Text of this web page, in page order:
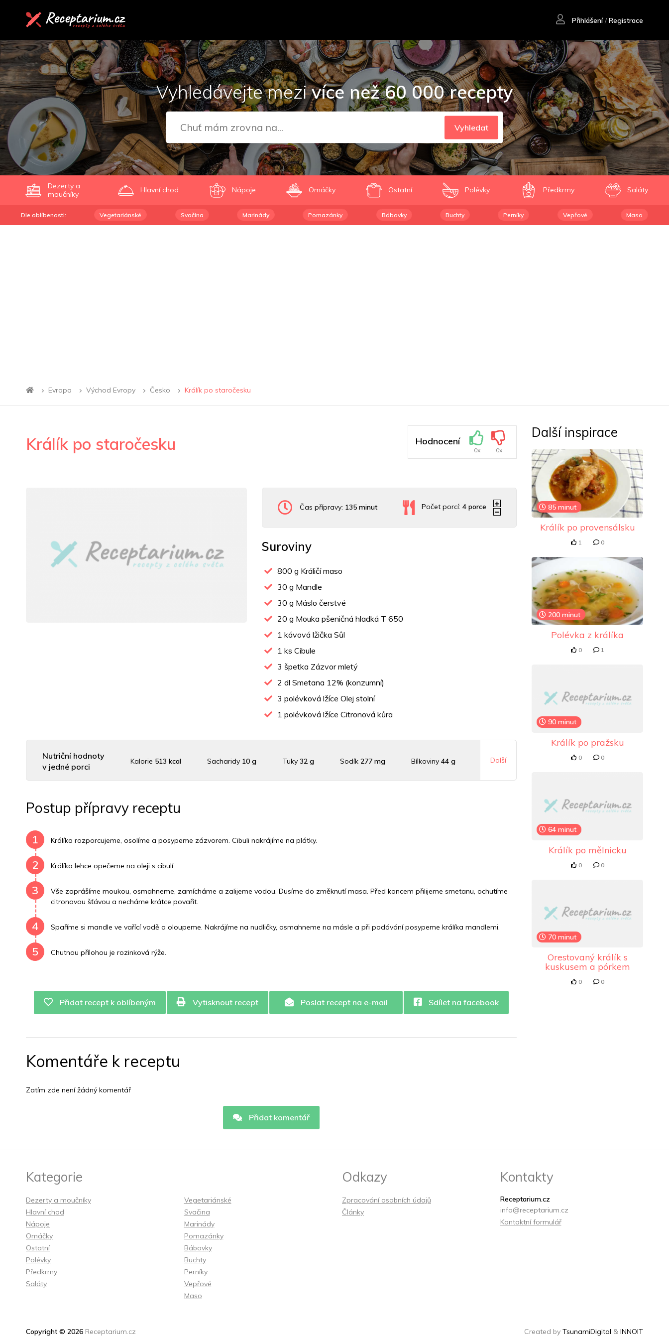
Přihlášení/Registrace
Vyhledávejte mezivíce než 60 000 recepty
Vyhledat
Dezerty a
moučníky
Hlavní chod Nápoje Omáčky Ostatní Polévky Předkrmy Saláty
Dle oblíbenosti: Vegetariánské Svačina Marinády Pomazánky Bábovky Buchty Perníky Vepřové Maso
Evropa Východ Evropy Česko Králík po staročesku
Králík po staročesku Hodnocení
0x 0x
Čas přípravy: 135 minut Počet porcí:4 porce
Suroviny
800 g Králičí maso
30 g Mandle
30 g Máslo čerstvé
20 g Mouka pšeničná hladká T 650
1 kávová lžička Sůl
1 ks Cibule
3 špetka Zázvor mletý
2 dl Smetana 12% (konzumní)
3 polévková lžíce Olej stolní
1 polévková lžíce Citronová kůra
Nutriční hodnoty
v jedné porci
Kalorie 513 kcal Sacharidy 10 g Tuky 32 g Sodík 277 mg Bílkoviny 44 g Další
Postup přípravy receptu
1 Králíka rozporcujeme, osolíme a posypeme zázvorem. Cibuli nakrájíme na plátky.
2 Králíka lehce opečeme na oleji s cibulí.
3
Vše zaprášíme moukou, osmahneme, zamícháme a zalijeme vodou. Dusíme do změknutí masa. Před koncem přilijeme smetanu, ochutíme
citronovou šťávou a necháme krátce povařit.
4 Spaříme si mandle ve vařící vodě a oloupeme. Nakrájíme na nudličky, osmahneme na másle a při podávání posypeme králíka mandlemi.
5 Chutnou přílohou je rozinková rýže.
Přidat recept k oblíbeným Vytisknout recept Poslat recept na e-mail Sdílet na facebook
Komentáře k receptu
Zatím zde není žádný komentář
Přidat komentář
Další inspirace
85 minut
Králík po provensálsku
1 0
200 minut
Polévka z králíka
0 1
90 minut
Králík po pražsku
0 0
64 minut
Králík po mělnicku
0 0
70 minut
Orestovaný králík s
kuskusem a pórkem
0 0
Kategorie
Dezerty a moučníky
Hlavní chod
Nápoje
Omáčky
Ostatní
Polévky
Předkrmy
Saláty
Vegetariánské
Svačina
Marinády
Pomazánky
Bábovky
Buchty
Perníky
Vepřové
Maso
Odkazy
Zpracování osobních údajů
Články
Kontakty
Receptarium.cz
info@receptarium.cz
Kontaktní formulář
Copyright © 2026 Receptarium.cz Created by TsunamiDigital & INNOIT